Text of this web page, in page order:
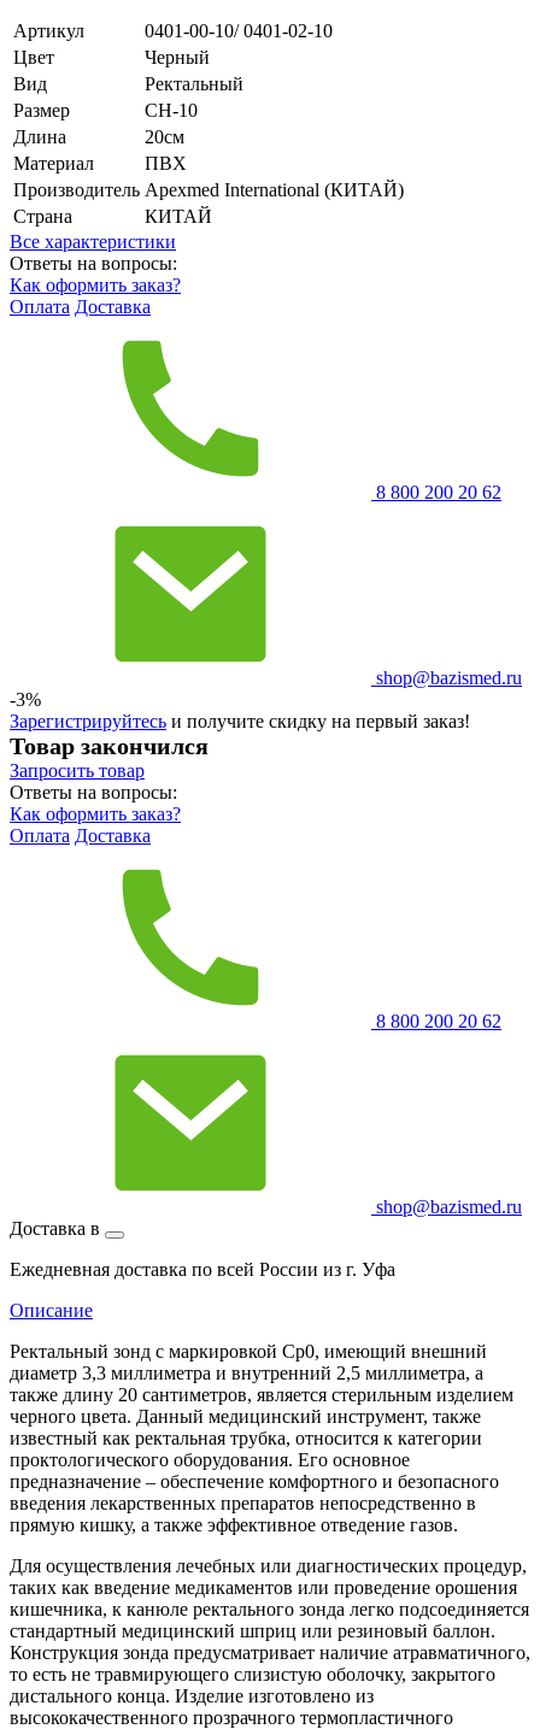
Артикул
0401-00-10/ 0401-02-10
Цвет
Черный
Вид
Ректальный
Размер
CH-10
Длина
20см
Материал
ПВХ
Производитель Apexmed International (КИТАЙ)
Страна
КИТАЙ
Все характеристики
Ответы на вопросы:
Как оформить заказ?
Оплата Доставка
8 800 200 20 62
shop@bazismed.ru
-3%
Зарегистрируйтесь и получите скидку на первый заказ!
Товар закончился
Запросить товар
Ответы на вопросы:
Как оформить заказ?
Оплата Доставка
8 800 200 20 62
shop@bazismed.ru
Доставка в
Ежедневная доставка по всей России из г. Уфа
Описание
Ректальный зонд с маркировкой Cp0, имеющий внешний
диаметр 3,3 миллиметра и внутренний 2,5 миллиметра, а
также длину 20 сантиметров, является стерильным изделием
черного цвета. Данный медицинский инструмент, также
известный как ректальная трубка, относится к категории
проктологического оборудования. Его основное
предназначение – обеспечение комфортного и безопасного
введения лекарственных препаратов непосредственно в
прямую кишку, а также эффективное отведение газов.
Для осуществления лечебных или диагностических процедур,
таких как введение медикаментов или проведение орошения
кишечника, к канюле ректального зонда легко подсоединяется
стандартный медицинский шприц или резиновый баллон.
Конструкция зонда предусматривает наличие атравматичного,
то есть не травмирующего слизистую оболочку, закрытого
дистального конца. Изделие изготовлено из
высококачественного прозрачного термопластичного